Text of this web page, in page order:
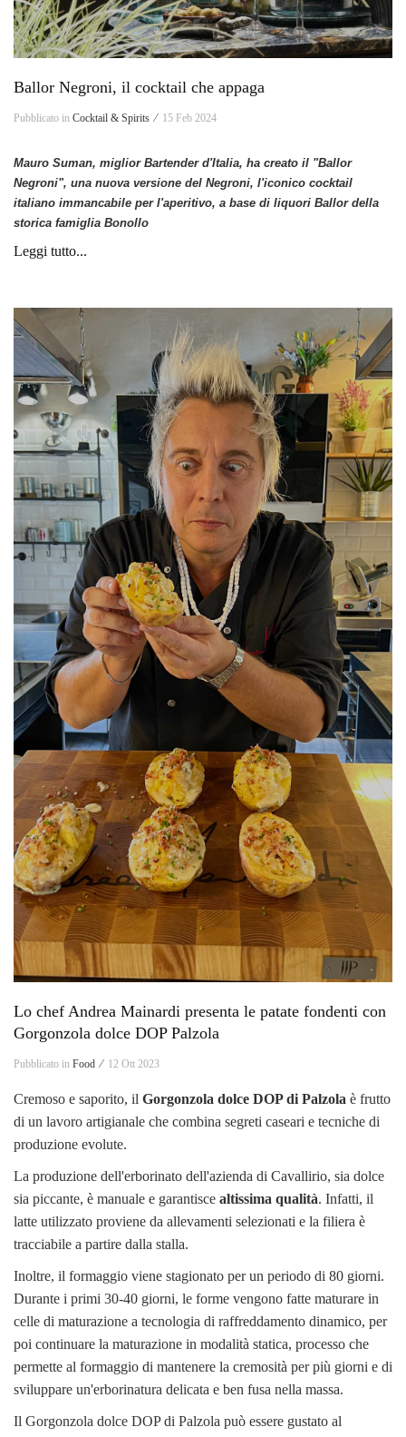
Ballor Negroni, il cocktail che appaga
Pubblicato in Cocktail & Spirits ⁄ 15 Feb 2024
Mauro Suman, miglior Bartender d'Italia, ha creato il "Ballor
Negroni", una nuova versione del Negroni, l'iconico cocktail
italiano immancabile per l'aperitivo, a base di liquori Ballor della
storica famiglia Bonollo
Leggi tutto...
Lo chef Andrea Mainardi presenta le patate fondenti con
Gorgonzola dolce DOP Palzola
Pubblicato in Food ⁄ 12 Ott 2023
Cremoso e saporito, il Gorgonzola dolce DOP di Palzola è frutto
di un lavoro artigianale che combina segreti caseari e tecniche di
produzione evolute.
La produzione dell'erborinato dell'azienda di Cavallirio, sia dolce
sia piccante, è manuale e garantisce altissima qualità. Infatti, il
latte utilizzato proviene da allevamenti selezionati e la filiera è
tracciabile a partire dalla stalla.
Inoltre, il formaggio viene stagionato per un periodo di 80 giorni.
Durante i primi 30-40 giorni, le forme vengono fatte maturare in
celle di maturazione a tecnologia di raffreddamento dinamico, per
poi continuare la maturazione in modalità statica, processo che
permette al formaggio di mantenere la cremosità per più giorni e di
sviluppare un'erborinatura delicata e ben fusa nella massa.
Il Gorgonzola dolce DOP di Palzola può essere gustato al